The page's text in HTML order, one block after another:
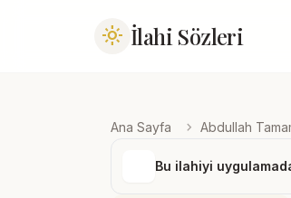
light_mode İlahi Sözleri
Ana Sayfa chevron_right Abdullah
Bu ilahiyi